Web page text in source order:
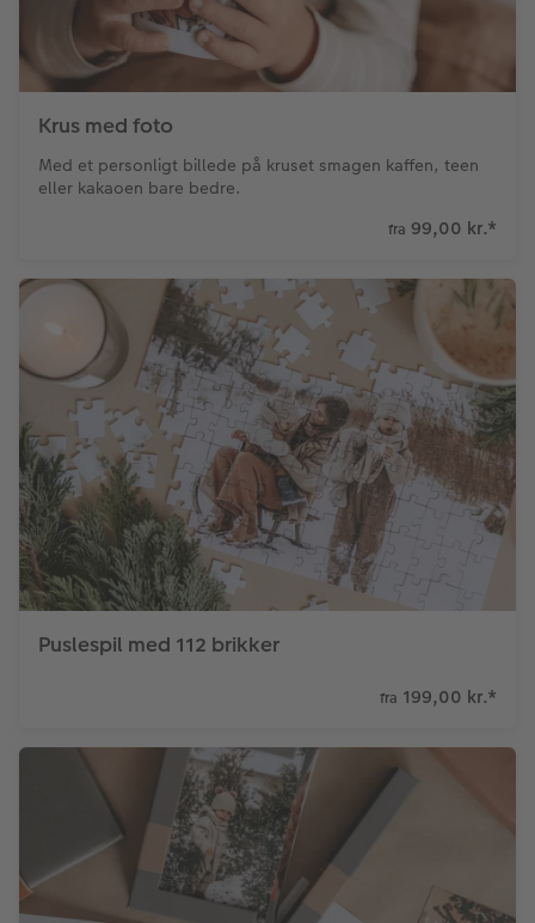
Krus med foto
Med et personligt billede på kruset smagen kaffen, teen
eller kakaoen bare bedre.
fra 99,00 kr.*
Puslespil med 112 brikker
fra 199,00 kr.*